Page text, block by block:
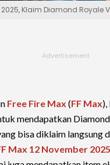
2025, Klaim Diamond Royale
Free Fire Max (FF Max
mendapatkan
bisa diklaim langsung
Max 12 November 2025